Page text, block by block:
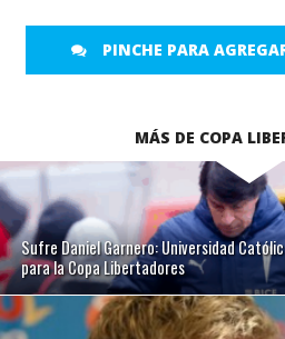
PINCHE PARA
MÁS DE COPA
Sufre Daniel Garnero: Universidad
para la Copa Libertadores